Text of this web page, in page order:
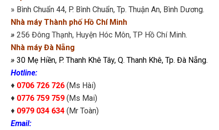
» Bình Chuẩn 44, P. Bình Chuẩn, Tp. Thuận An, Bình Dương.
Nhà máy Thành phố Hồ Chí Minh
» 256 Đông Thạnh, Huyện Hóc Môn, TP Hồ Chí Minh.
Nhà máy Đà Nẵng
» 30 Mẹ Hiền, P. Thanh Khê Tây, Q. Thanh Khê, Tp. Đà Nẵng.
Hotline:
♦ 0706 726 726(Ms Hài)
♦ 0776 759 759(Ms Mai)
♦ 0979 034 634 (Mr Toàn)
Email: